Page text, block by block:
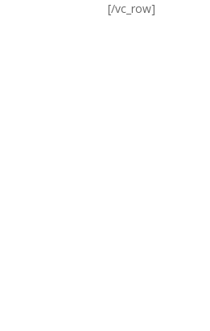
[/vc_row]